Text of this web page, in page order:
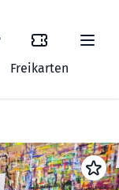
Freikarten